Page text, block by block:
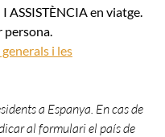
ASSISTÈNCIA en viatge.
persona.
i les
a Espanya. En cas de
al formulari el país de